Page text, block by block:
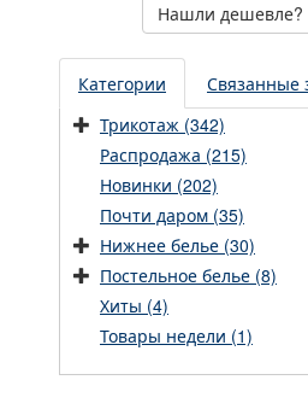
Нашли дешевле?
Категории
Связанные
Трикотаж (342)
Распродажа (215)
Новинки (202)
Почти даром (35)
Нижнее белье (30)
Постельное белье (8)
Хиты (4)
Товары недели (1)